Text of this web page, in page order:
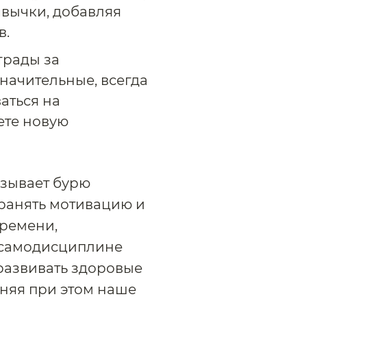
добавляя
за
всегда
на
новую
бурю
мотивацию и
здоровые
при этом наше